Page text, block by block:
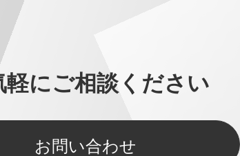
軽にご相談ください
お問い合わせ